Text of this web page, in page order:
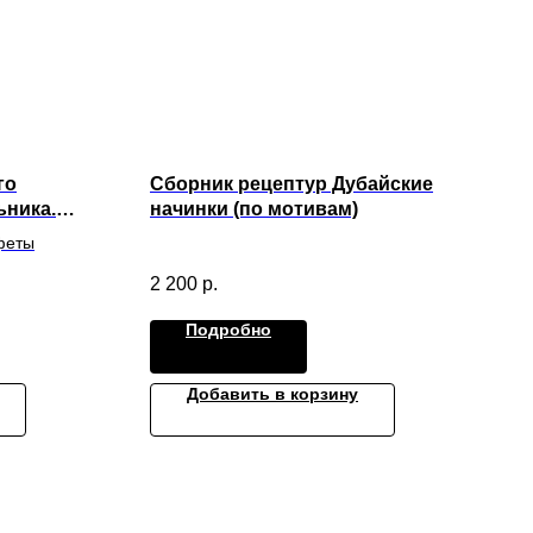
Сборник рецептур Дубайские
начинки (по мотивам)
2 200 р.
Подробно
Добавить в корзину